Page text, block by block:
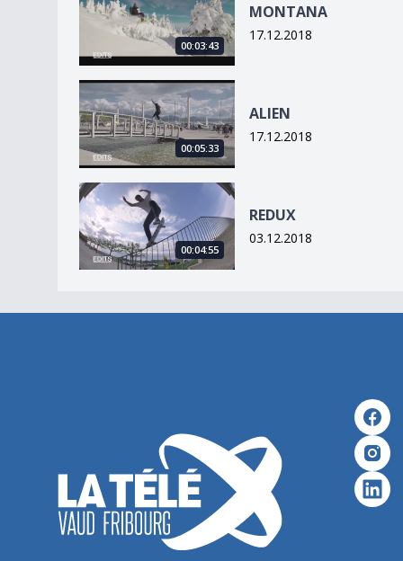
00:03:43
MONTANA
17.12.2018
ALIEN
00:05:33
ALIEN
17.12.2018
REDUX
00:04:55
REDUX
03.12.2018